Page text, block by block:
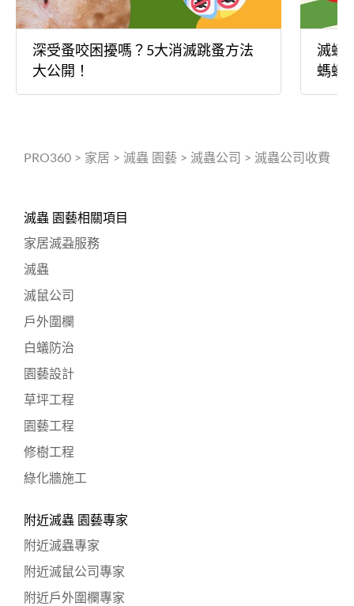
深受蚤咬困擾嗎？5大消滅跳蚤方法
大公開！
滅蟻
螞蟻
PRO360 > 家居 > 滅蟲 園藝 > 滅蟲公司 > 滅蟲公司收費
滅蟲 園藝相關項目
家居滅蝨服務
滅蟲
滅鼠公司
戶外圍欄
白蟻防治
園藝設計
草坪工程
園藝工程
修樹工程
綠化牆施工
附近滅蟲 園藝專家
附近滅蟲專家
附近滅鼠公司專家
附近戶外圍欄專家